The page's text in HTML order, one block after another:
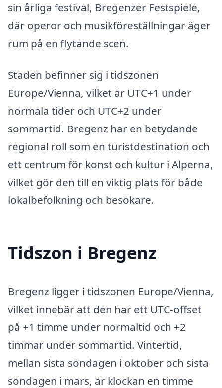
sin årliga festival, Bregenzer Festspiele,
där operor och musikföreställningar äger
rum på en flytande scen.
Staden befinner sig i tidszonen
Europe/Vienna, vilket är UTC+1 under
normala tider och UTC+2 under
sommartid. Bregenz har en betydande
regional roll som en turistdestination och
ett centrum för konst och kultur i Alperna,
vilket gör den till en viktig plats för både
lokalbefolkning och besökare.
Tidszon i Bregenz
Bregenz ligger i tidszonen Europe/Vienna,
vilket innebär att den har ett UTC-offset
på +1 timme under normaltid och +2
timmar under sommartid. Vintertid,
mellan sista söndagen i oktober och sista
söndagen i mars, är klockan en timme